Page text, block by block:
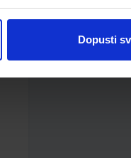
Dopusti